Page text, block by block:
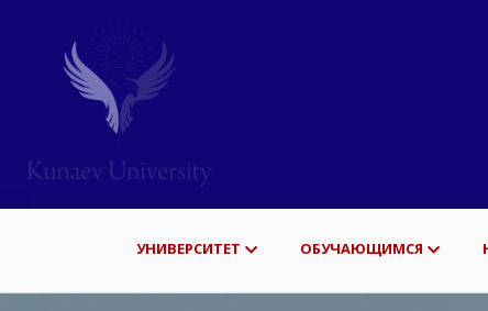
УНИВЕРСИТЕТ ОБУЧАЮЩИМСЯ